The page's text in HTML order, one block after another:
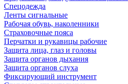
Спецодежда
Ленты сигнальные
Рабочая обувь, наколенники
Страховочные пояса
Перчатки и рукавицы рабочие
Защита лица, глаз и головы
Защита органов дыхания
Защита органов слуха
Фиксирующий инструмент